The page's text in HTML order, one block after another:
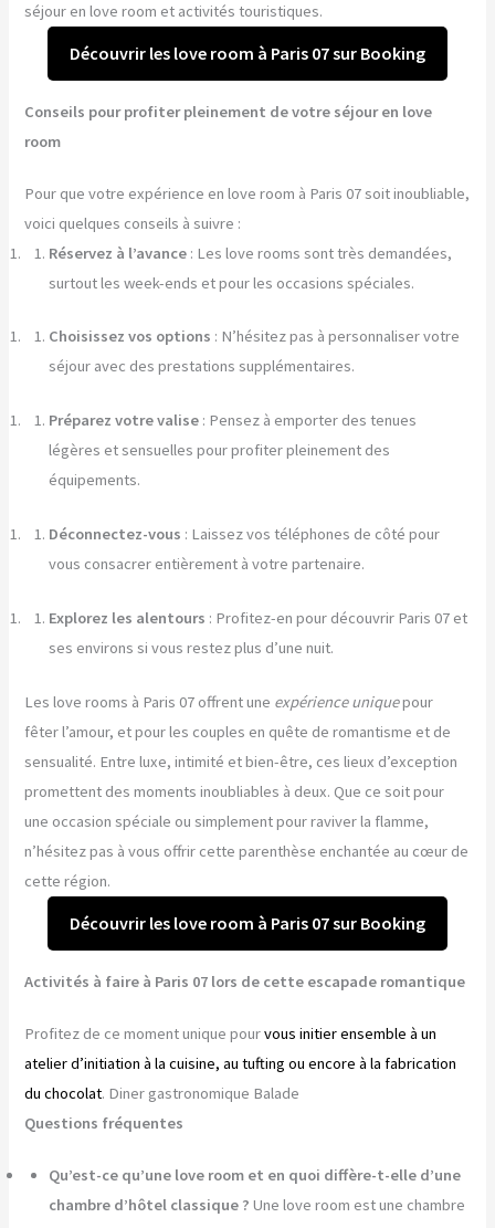
séjour en love room et activités touristiques.
Découvrir les love room à Paris 07 sur Booking
Conseils pour profiter pleinement de votre séjour en love
room
Pour que votre expérience en love room à Paris 07 soit inoubliable,
voici quelques conseils à suivre :
Réservez à l’avance : Les love rooms sont très demandées,
surtout les week-ends et pour les occasions spéciales.
Choisissez vos options : N’hésitez pas à personnaliser votre
séjour avec des prestations supplémentaires.
Préparez votre valise : Pensez à emporter des tenues
légères et sensuelles pour profiter pleinement des
équipements.
Déconnectez-vous : Laissez vos téléphones de côté pour
vous consacrer entièrement à votre partenaire.
Explorez les alentours : Profitez-en pour découvrir Paris 07 et
ses environs si vous restez plus d’une nuit.
Les love rooms à Paris 07 offrent une expérience uniquepour
fêter l’amour, et pour les couples en quête de romantisme et de
sensualité. Entre luxe, intimité et bien-être, ces lieux d’exception
promettent des moments inoubliables à deux. Que ce soit pour
une occasion spéciale ou simplement pour raviver la flamme,
n’hésitez pas à vous offrir cette parenthèse enchantée au cœur de
cette région.
Découvrir les love room à Paris 07 sur Booking
Activités à faire à Paris 07 lors de cette escapade romantique
Profitez de ce moment unique pourvous initier ensemble à un
atelier d’initiation à la cuisine, au tufting ou encore à la fabrication
du chocolat. Diner gastronomique Balade
Questions fréquentes
Qu’est-ce qu’une love room et en quoi diffère-t-elle d’une
chambre d’hôtel classique ? Une love room est une chambre